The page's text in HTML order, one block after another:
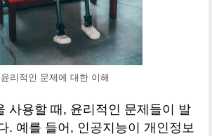
윤리적인 문제에 대한 이해
사용할 때, 윤리적인 문제들이 발
. 예를 들어, 인공지능이 개인정보